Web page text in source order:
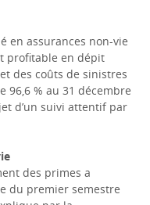
en assurances non-vie
profitable en dépit
des coûts de sinistres
96,6 % au 31 décembre
d’un suivi attentif par
des primes a
du premier semestre